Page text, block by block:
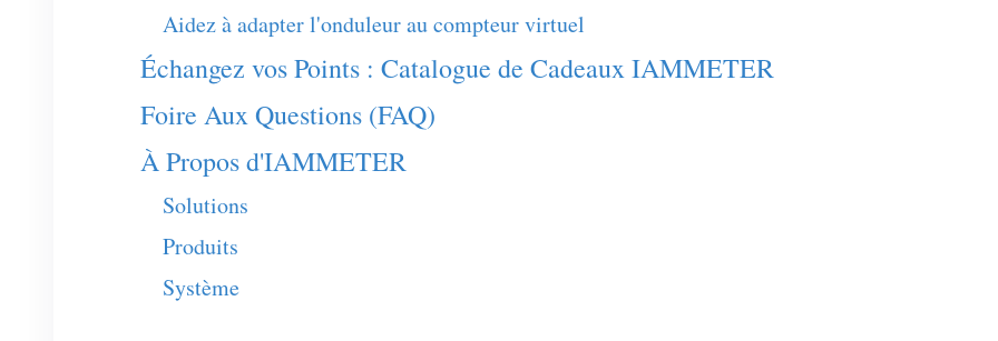
Aidez à adapter l'onduleur au compteur virtuel
Échangez vos Points : Catalogue de Cadeaux IAMMETER
Foire Aux Questions (FAQ)
À Propos d'IAMMETER
Solutions
Produits
Système